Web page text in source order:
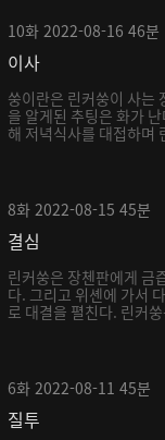
10화 2022-08-16 46분
이사
쑹이란은 린커쑹이 사는
을 알게된 추팅은 화가
해 저녁식사를 대접하며
8화 2022-08-15 45분
결심
린커쑹은 장첸판에게 금
다. 그리고 위셴에 가서
로 대결을 펼친다. 린커
6화 2022-08-11 45분
질투